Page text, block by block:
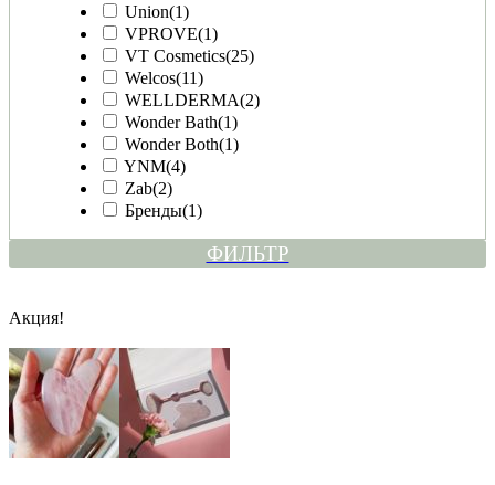
Union(1)
VPROVE(1)
VT Cosmetics(25)
Welcos(11)
WELLDERMA(2)
Wonder Bath(1)
Wonder Both(1)
YNM(4)
Zab(2)
Бренды(1)
ФИЛЬТР
Акция!